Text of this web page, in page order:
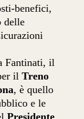
benefici,
delle
Fantinati, il
ilTreno
, è quello
e le
Presidente